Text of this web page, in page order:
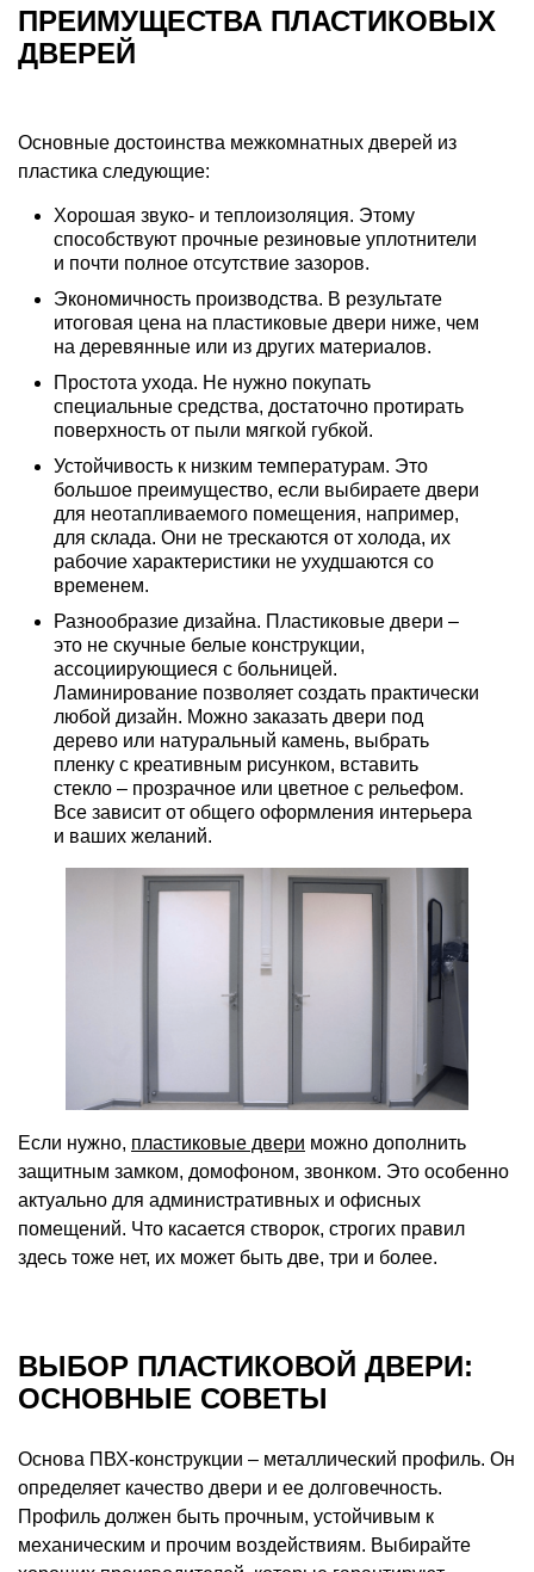
ПРЕИМУЩЕСТВА ПЛАСТИКОВЫХ
ДВЕРЕЙ
Основные достоинства межкомнатных дверей из
пластика следующие:
Хорошая звуко- и теплоизоляция. Этому
способствуют прочные резиновые уплотнители
и почти полное отсутствие зазоров.
Экономичность производства. В результате
итоговая цена на пластиковые двери ниже, чем
на деревянные или из других материалов.
Простота ухода. Не нужно покупать
специальные средства, достаточно протирать
поверхность от пыли мягкой губкой.
Устойчивость к низким температурам. Это
большое преимущество, если выбираете двери
для неотапливаемого помещения, например,
для склада. Они не трескаются от холода, их
рабочие характеристики не ухудшаются со
временем.
Разнообразие дизайна. Пластиковые двери –
это не скучные белые конструкции,
ассоциирующиеся с больницей.
Ламинирование позволяет создать практически
любой дизайн. Можно заказать двери под
дерево или натуральный камень, выбрать
пленку с креативным рисунком, вставить
стекло – прозрачное или цветное с рельефом.
Все зависит от общего оформления интерьера
и ваших желаний.
Если нужно, пластиковые двери можно дополнить
защитным замком, домофоном, звонком. Это особенно
актуально для административных и офисных
помещений. Что касается створок, строгих правил
здесь тоже нет, их может быть две, три и более.
ВЫБОР ПЛАСТИКОВОЙ ДВЕРИ:
ОСНОВНЫЕ СОВЕТЫ
Основа ПВХ-конструкции – металлический профиль. Он
определяет качество двери и ее долговечность.
Профиль должен быть прочным, устойчивым к
механическим и прочим воздействиям. Выбирайте